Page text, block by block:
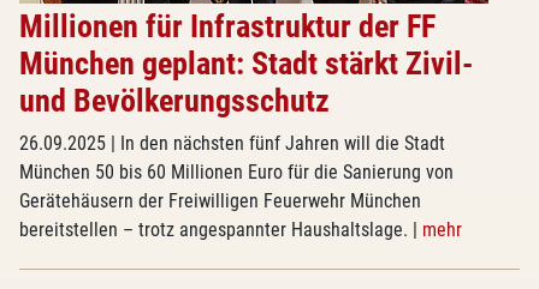
Millionen für Infrastruktur der FF
München geplant: Stadt stärkt Zivil-
und Bevölkerungsschutz
26.09.2025 | In den nächsten fünf Jahren will die Stadt
München 50 bis 60 Millionen Euro für die Sanierung von
Gerätehäusern der Freiwilligen Feuerwehr München
bereitstellen – trotz angespannter Haushaltslage. | mehr